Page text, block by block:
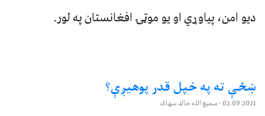
دیو امن، پیاوړي او یو موټۍ افغانستان په لور.
ښځې ته په خپل قدر پوهیږې؟
02.09.2021- سمیع الله خالد سهاک